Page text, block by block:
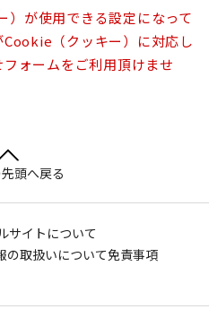
）が使用できる設定になって
（クッキー）に対応し
ォームをご利用頂けませ
頭へ戻る
サイトについて
の取扱いについて免責事項